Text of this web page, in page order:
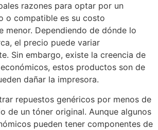
razones para optar por un
o compatible es su costo
menor. Dependiendo de dónde lo
el precio puede variar
Sin embargo, existe la creencia de
estos productos son de
dañar la impresora.
repuestos genéricos por menos de
de un tóner original. Aunque algunos
pueden tener componentes de